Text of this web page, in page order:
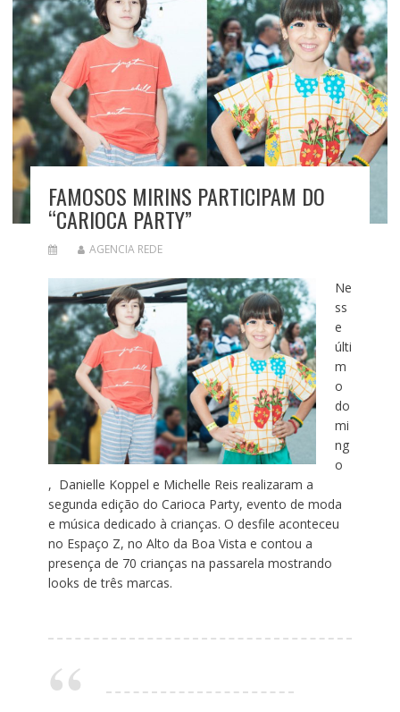
FAMOSOS MIRINS PARTICIPAM DO
“CARIOCA PARTY”
AGENCIA REDE
Ne
ss
e
últi
m
o
do
mi
ng
o
, Danielle Koppel e Michelle Reis realizaram a
segunda edição do Carioca Party, evento de moda
e música dedicado à crianças. O desfile aconteceu
no Espaço Z, no Alto da Boa Vista e contou a
presença de 70 crianças na passarela mostrando
looks de três marcas.